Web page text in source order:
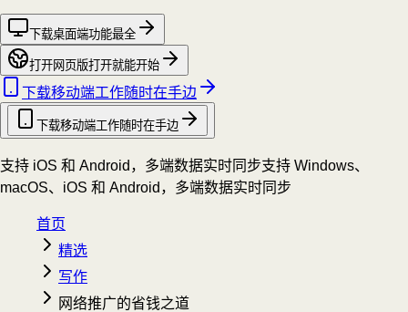
下载桌面端功能最全
打开网页版打开就能开始
下载移动端工作随时在手边
下载移动端工作随时在手边
支持 iOS 和 Android，多端数据实时同步支持 Windows、
macOS、iOS 和 Android，多端数据实时同步
首页
精选
写作
网络推广的省钱之道